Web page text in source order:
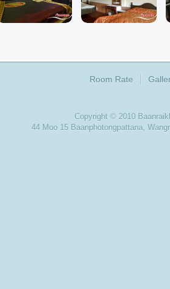
Room Rate
Copyright © 2010
44 Moo 15 Baanphotongpattana,